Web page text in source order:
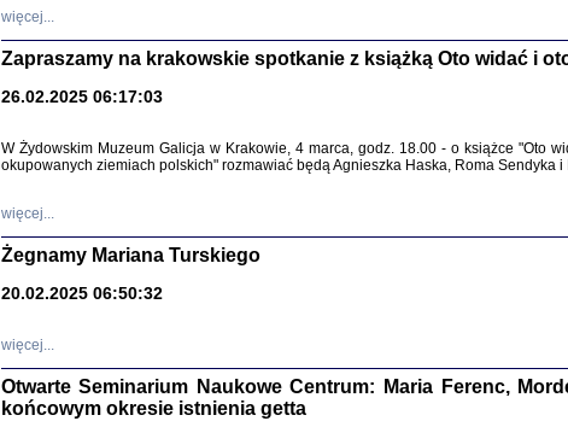
więcej...
Zapraszamy na krakowskie spotkanie z książką Oto widać i
26.02.2025 06:17:03
W Żydowskim Muzeum Galicja w Krakowie, 4 marca, godz. 18.00 - o książce "Oto
okupowanych ziemiach polskich" rozmawiać będą Agnieszka Haska, Roma Sendyka i
więcej...
Żegnamy Mariana Turskiego
20.02.2025 06:50:32
więcej...
Otwarte Seminarium Naukowe Centrum: Maria Ferenc,
końcowym okresie istnienia getta